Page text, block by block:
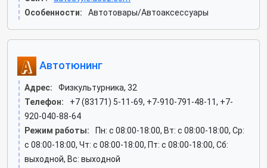
Особенности:
Автотовары/Автоаксессуары
Автотюнинг
Адрес:
Физкультурника, 32
Телефон:
+7 (83171) 5-11-69, +7-910-791-48-11, +7-
920-040-88-64
Режим работы:
Пн: c 08:00-18:00, Вт: c 08:00-18:00, Ср:
c 08:00-18:00, Чт: c 08:00-18:00, Пт: c 08:00-18:00, Сб:
выходной, Вс: выходной